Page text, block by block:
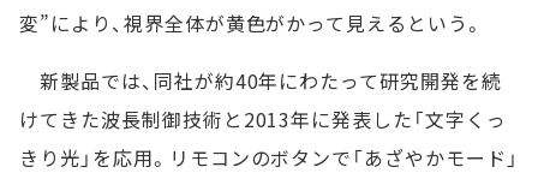
変”により、視界全体が黄色がかって見えるという。
新製品では、同社が約40年にわたって研究開発を続
けてきた波長制御技術と2013年に発表した「文字くっ
きり光」を応用。リモコンのボタンで「あざやかモード」